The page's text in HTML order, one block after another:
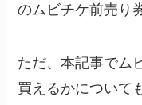
のムビチケ前売り
ただ、本記事でム
買えるかについて